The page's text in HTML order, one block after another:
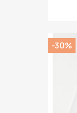
-30%